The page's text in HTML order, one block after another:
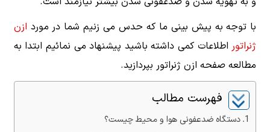
با توجه به پیش بینی ما که حدس می زنیم شما در مورد ازن
ژنراتور اطلاعات کمی داشته باشید پیشنهاد می نمائیم ابتدا به
مطالعه صفحه ازن ژنراتور بپردازید.
فهرست مطالب
دستگاه ضدعفونی هوا و محیط چیست؟